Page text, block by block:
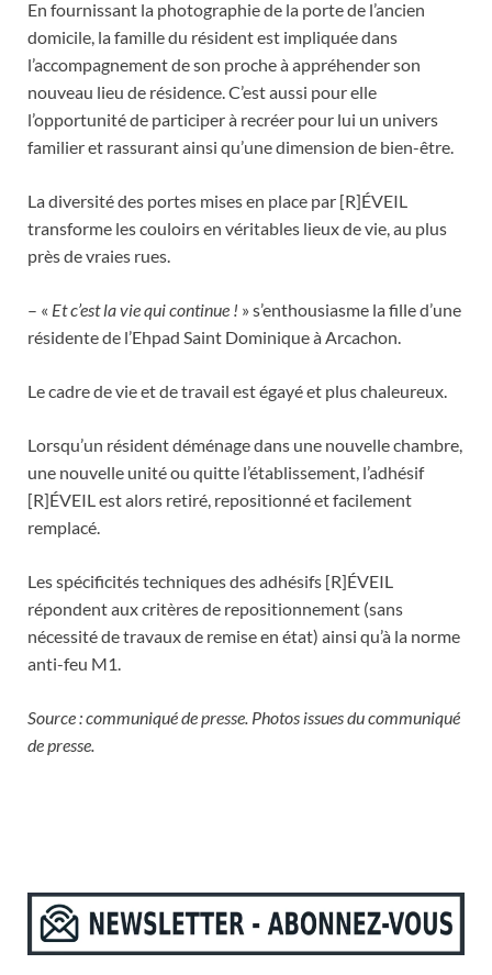
En fournissant la photographie de la porte de l’ancien
domicile, la famille du résident est impliquée dans
l’accompagnement de son proche à appréhender son
nouveau lieu de résidence. C’est aussi pour elle
l’opportunité de participer à recréer pour lui un univers
familier et rassurant ainsi qu’une dimension de bien-être.
La diversité des portes mises en place par [R]ÉVEIL
transforme les couloirs en véritables lieux de vie, au plus
près de vraies rues.
– « Et c’est la vie qui continue ! » s’enthousiasme la fille d’une
résidente de l’Ehpad Saint Dominique à Arcachon.
Le cadre de vie et de travail est égayé et plus chaleureux.
Lorsqu’un résident déménage dans une nouvelle chambre,
une nouvelle unité ou quitte l’établissement, l’adhésif
[R]ÉVEIL est alors retiré, repositionné et facilement
remplacé.
Les spécificités techniques des adhésifs [R]ÉVEIL
répondent aux critères de repositionnement (sans
nécessité de travaux de remise en état) ainsi qu’à la norme
anti-feu M1.
Source : communiqué de presse. Photos issues du communiqué
de presse.